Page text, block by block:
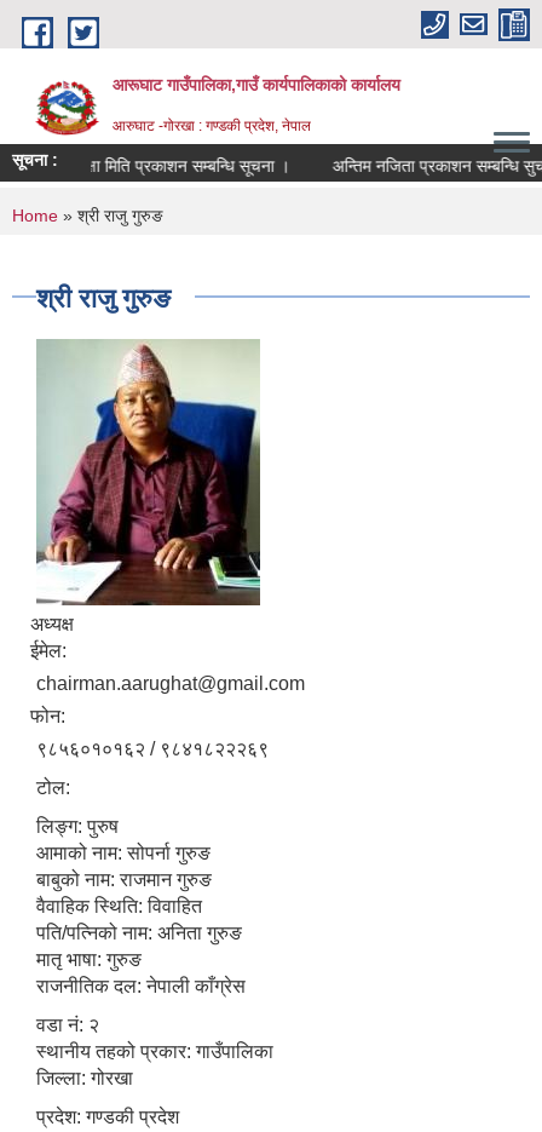
Skip to main content
आरूघाट गाउँपालिका,गाउँ कार्यपालिकाको कार्यालय
आरुघाट -गोरखा : गण्डकी प्रदेश, नेपाल
सूचना :
परीक्षा मिति प्रकाशन सम्बन्धि सूचना । अन्तिम नजिता प्रकाशन सम्बन्धि सुचना !!
You are here
Home » श्री राजु गुरुङ
श्री राजु गुरुङ
अध्यक्ष
ईमेल:
chairman.aarughat@gmail.com
फोन:
९८५६०१०१६२ / ९८४१८२२२६९
टोल:
लिङ्ग: पुरुष
आमाको नाम: सोपर्ना गुरुङ
बाबुको नाम: राजमान गुरुङ
वैवाहिक स्थिति: विवाहित
पति/पत्निको नाम: अनिता गुरुङ
मातृ भाषा: गुरुङ
राजनीतिक दल: नेपाली काँग्रेस
वडा नं: २
स्थानीय तहको प्रकार: गाउँपालिका
जिल्ला: गोरखा
प्रदेश: गण्डकी प्रदेश